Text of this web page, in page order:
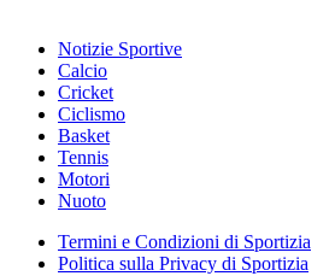
Notizie Sportive
Calcio
Cricket
Ciclismo
Basket
Tennis
Motori
Nuoto
Termini e Condizioni di Sportizia
Politica sulla Privacy di Sportizia